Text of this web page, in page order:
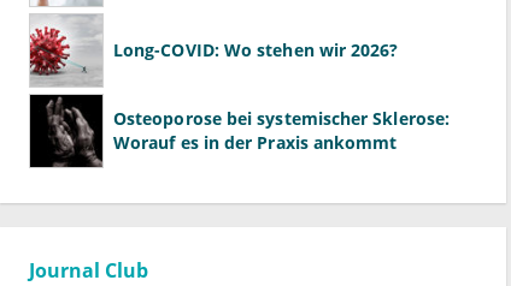
Long-COVID: Wo stehen wir 2026?
Osteoporose bei systemischer Sklerose:
Worauf es in der Praxis ankommt
Journal Club